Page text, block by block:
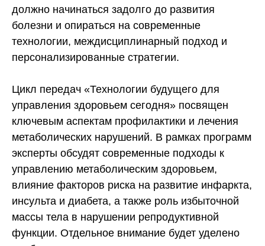
должно начинаться задолго до развития
болезни и опираться на современные
технологии, междисциплинарный подход и
персонализированные стратегии.
Цикл передач «Технологии будущего для
управления здоровьем сегодня» посвящен
ключевым аспектам профилактики и лечения
метаболических нарушений. В рамках программ
эксперты обсудят современные подходы к
управлению метаболическим здоровьем,
влияние факторов риска на развитие инфаркта,
инсульта и диабета, а также роль избыточной
массы тела в нарушении репродуктивной
функции. Отдельное внимание будет уделено